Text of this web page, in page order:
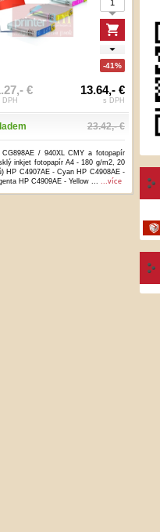
-41%
€
DPH
13.64,- €
s DPH
23.42,- €
CG898AE / 940XL CMY a fotopapír
inkjet fotopapír A4 - 180 g/m2, 20
HP C4907AE - Cyan HP C4908AE -
HP C4909AE - Yellow ......více